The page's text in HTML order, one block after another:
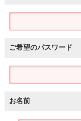
ご希望のパスワード
お名前